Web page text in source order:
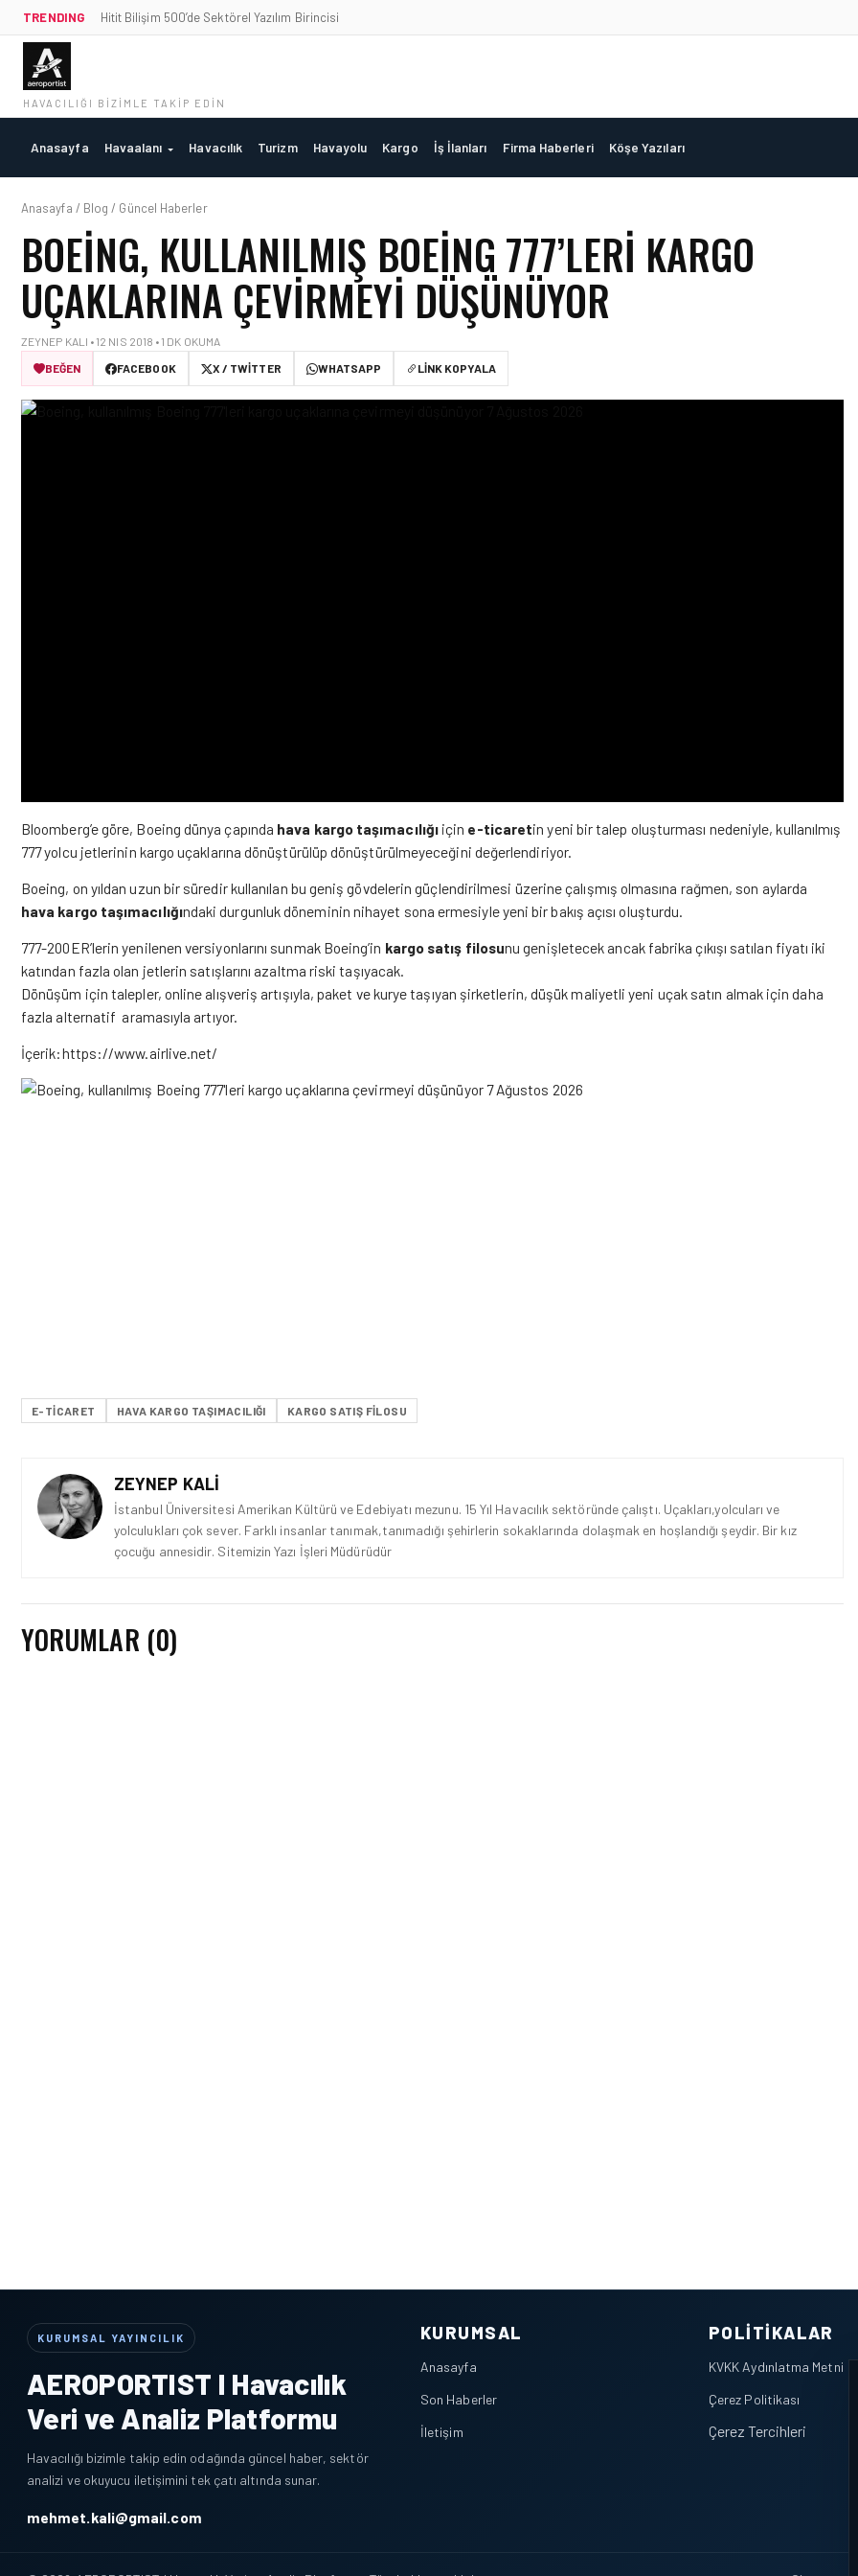
TRENDING Hitit Bilişim 500’de Sektörel Yazılım Birincisi
HAVACILIĞI BIZIMLE TAKIP EDIN
Anasayfa Havaalanı Havacılık Turizm Havayolu Kargo İş İlanları Firma Haberleri Köşe Yazıları
Anasayfa / Blog / Güncel Haberler
BOEING, KULLANILMIŞ BOEING 777’LERI KARGO
UÇAKLARINA ÇEVIRMEYI DÜŞÜNÜYOR
ZEYNEP KALI • 12 NIS 2018 • 1 DK OKUMA
BEĞEN
FACEBOOK X / TWITTER WHATSAPP LINK KOPYALA
Bloomberg’e göre, Boeing dünya çapında hava kargo taşımacılığıiçin e-ticaretin yeni bir talep oluşturması nedeniyle, kullanılmış
777 yolcu jetlerinin kargo uçaklarına dönüştürülüp dönüştürülmeyeceğini değerlendiriyor.
Boeing, on yıldan uzun bir süredir kullanılan bu geniş gövdelerin güçlendirilmesi üzerine çalışmış olmasına rağmen, son aylarda
hava kargo taşımacılığındaki durgunluk döneminin nihayet sona ermesiyle yeni bir bakış açısı oluşturdu.
777-200ER’lerin yenilenen versiyonlarını sunmak Boeing’in kargo satış filosunu genişletecek ancak fabrika çıkışı satılan fiyatı iki
katından fazla olan jetlerin satışlarını azaltma riski taşıyacak.
Dönüşüm için talepler, online alışveriş artışıyla, paket ve kurye taşıyan şirketlerin, düşük maliyetli yeni uçak satın almak için daha
fazla alternatif aramasıyla artıyor.
İçerik:https://www.airlive.net/
E-TICARET HAVA KARGO TAŞIMACILIĞI KARGO SATIŞ FILOSU
ZEYNEP KALI
İstanbul Üniversitesi Amerikan Kültürü ve Edebiyatı mezunu. 15 Yıl Havacılık sektöründe çalıştı. Uçakları,yolcuları ve
yolculukları çok sever. Farklı insanlar tanımak,tanımadığı şehirlerin sokaklarında dolaşmak en hoşlandığı şeydir. Bir kız
çocuğu annesidir. Sitemizin Yazı İşleri Müdürüdür
YORUMLAR (0)
KURUMSAL YAYINCILIK
AEROPORTIST I Havacılık
Veri ve Analiz Platformu
Havacılığı bizimle takip edin odağında güncel haber, sektör
analizi ve okuyucu iletişimini tek çatı altında sunar.
mehmet.kali@gmail.com
KURUMSAL
Anasayfa
Son Haberler
İletişim
POLITIKALAR
KVKK Aydınlatma Metni
Çerez Politikası
Çerez Tercihleri